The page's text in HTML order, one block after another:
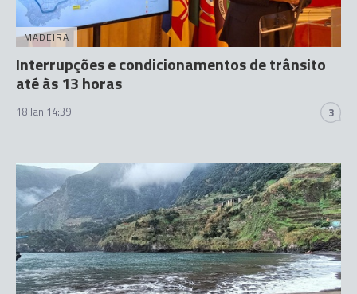
MADEIRA
Interrupções e condicionamentos de trânsito
até às 13 horas
18 Jan 14:39 3